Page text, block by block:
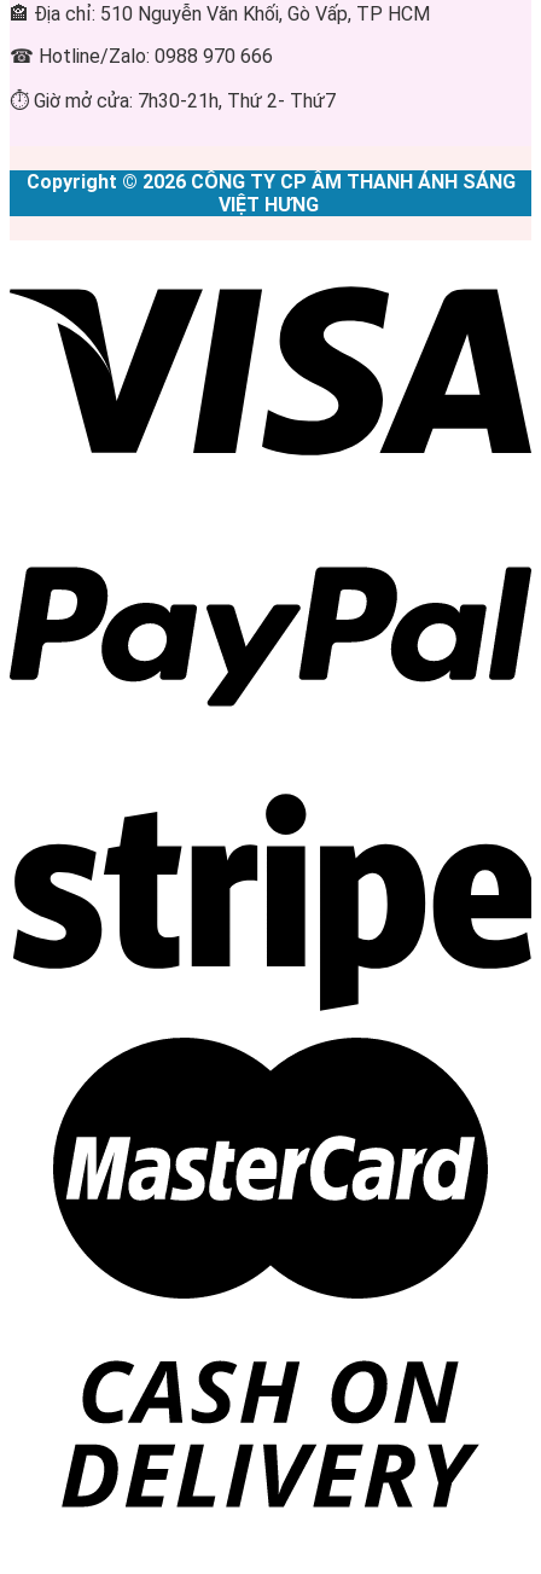
🏤 Địa chỉ: 510 Nguyễn Văn Khối, Gò Vấp, TP HCM
☎ Hotline/Zalo: 0988 970 666
⏱ Giờ mở cửa: 7h30-21h, Thứ 2- Thứ7
Copyright © 2026 CÔNG TY CP ÂM THANH ÁNH SÁNG
VIỆT HƯNG